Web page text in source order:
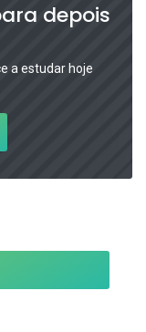
depois
a estudar hoje